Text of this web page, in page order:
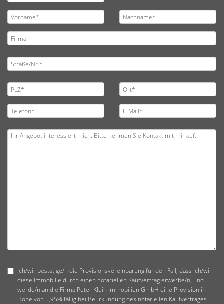
Ich/wir bestätige/n die Provisionsvereinbarung für den Fall, dass ich/wir
diese Immobilie durch einen notariellen Kaufvertrag erwerbe/n, und
werde/n an die Firma Peter Klein Immobilien GmbH eine Provision in
Höhe von 5,95% fällig bei Beurkundung des notariellen Kaufvertrages